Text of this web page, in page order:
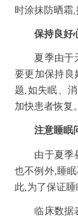
时涂抹防晒霜,
保持良好
夏季由于天
要更加保持良
题,如失眠、
加快患者恢复。
注意睡眠
由于夏季昼
也不例外,睡
此,为了保证睡
临床数据表